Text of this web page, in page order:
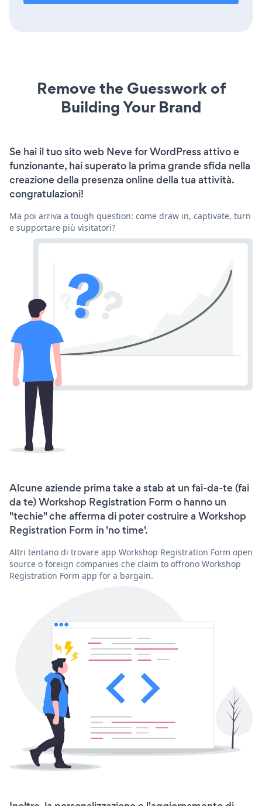
Remove the Guesswork of
Building Your Brand
Se hai il tuo sito web Neve for WordPress attivo e
funzionante, hai superato la prima grande sfida nella
creazione della presenza online della tua attività.
congratulazioni!
Ma poi arriva a tough question: come draw in, captivate, turn
e supportare più visitatori?
Alcune aziende prima take a stab at un fai-da-te (fai
da te) Workshop Registration Form o hanno un
"techie" che afferma di poter costruire a Workshop
Registration Form in 'no time'.
Altri tentano di trovare app Workshop Registration Form open
source o foreign companies che claim to offrono Workshop
Registration Form app for a bargain.